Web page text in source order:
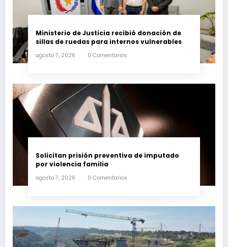
Ministerio de Justicia recibió donación de
sillas de ruedas para internos vulnerables
agosto 7, 2026 0 Comentarios
Solicitan prisión preventiva de imputado
por violencia familia
agosto 7, 2026 0 Comentarios